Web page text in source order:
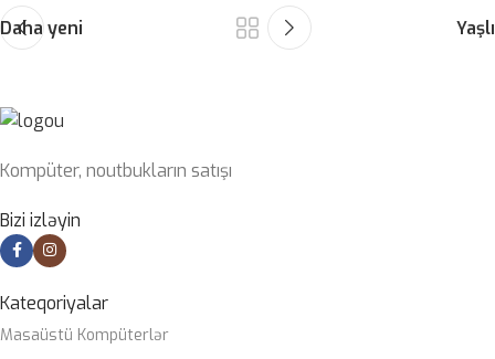
Daha yeni Yaşlı
Kompüter, noutbukların satışı
Bizi izləyin
Kateqoriyalar
Masaüstü Kompüterlər